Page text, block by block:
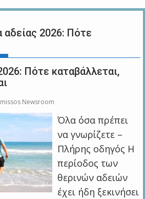
αδείας 2026: Πότε
Πότε καταβάλλεται,
Newsroom
Όλα όσα πρέπει
να γνωρίζετε –
Πλήρης οδηγός Η
περίοδος των
θερινών αδειών
έχει ήδη ξεκινήσει